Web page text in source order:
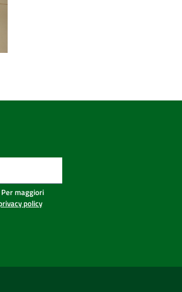
maggiori
policy